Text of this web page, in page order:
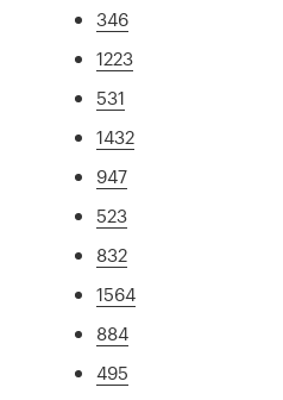
346
1223
531
1432
947
523
832
1564
884
495